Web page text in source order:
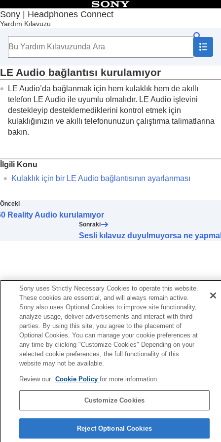
Sony | Headphones Connect
Yardım Kılavuzu
İçindekiler
Başlangıç Sayfası
Başlarken
Kullanım
Önemli bilgi
Sorun giderme
[Uyarlanabilir Ses Kontrolü] öğesindeki durum,
hareketsiz duruyorsanız bile doğru şekilde
yansıtılmaz
Sık kullandığınız konum [Uyarlanabilir Ses
Kontrolü] içinde düzgün algılanmadı
LE Audiobağlantısı kurulamıyor
LE Audio bağlantısı kurulamıyor
LE Audio’da bağlanmak için hem kulaklık hem de akıllı
telefon LE Audio ile uyumlu olmalıdır. LE Audio işlevini
destekleyip desteklemediklerini kontrol etmek için
kulaklığınızın ve akıllı telefonunuzun çalıştırma talimatlarına
bakın.
İlgili Konu
Kulaklık için bir LE Audio bağlantısının ayarlanması
Önceki
Reality Audio kurulamıyor
Sonraki
Sesli kılavuz duyulmuyorsa ne
Dil Seçimi Sayfası
4-730-255-16(1)
Sony uses Strictly Necessary Cookies to operate this website.
These cookies are essential, and will always remain active.
Sony also uses Optional Cookies to improve site functionality,
analyze usage, deliver advertisements and interact with third
parties. By using this site, you agree to the placement of
Optional Cookies. You can manage your cookie preferences at
any time by clicking "Customize Cookies" Depending on your
selected cookie preferences, the full functionality of this
website may not be available.
Review our Cookie Policyfor more information.
Customize Cookies
Reject Optional Cookies